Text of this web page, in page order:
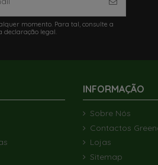
momento. Para tal, consulte a
declaração legal.
INFORMAÇÃO
Sobre Nós
Contactos
Lojas
Sitemap